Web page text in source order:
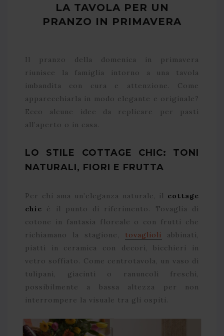
LA TAVOLA PER UN
PRANZO IN PRIMAVERA
Il pranzo della domenica in primavera
riunisce la famiglia intorno a una tavola
imbandita con cura e attenzione. Come
apparecchiarla in modo elegante e originale?
Ecco alcune idee da replicare per pasti
all’aperto o in casa.
LO STILE COTTAGE CHIC: TONI
NATURALI, FIORI E FRUTTA
Per chi ama un’eleganza naturale, il cottage
chic è il punto di riferimento. Tovaglia di
cotone in fantasia floreale o con frutti che
richiamano la stagione, tovaglioli abbinati,
piatti in ceramica con decori, bicchieri in
vetro soffiato. Come centrotavola, un vaso di
tulipani, giacinti o ranuncoli freschi,
possibilmente a bassa altezza per non
interrompere la visuale tra gli ospiti.